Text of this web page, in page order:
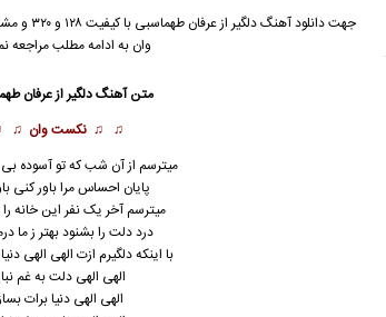
جهت دانلود آهنگ دلگیر ازعرفان طهماسبی
با
وان به ادامه مطلب مراجعه
متن آهنگ دلگیر ازعرفان
♫ ♫ نکست وان ♫
میترسم از آن شب که تو آسوده
پایان احساس مرا باور کنی
میترسم آخر یک نفر این خانه را
درد دلت را بشنود بهتر ز ما
با اینکه دلگیرم ازت الهی الهی
الهی الهی دلت به غم
الهی الهی دنیا برات